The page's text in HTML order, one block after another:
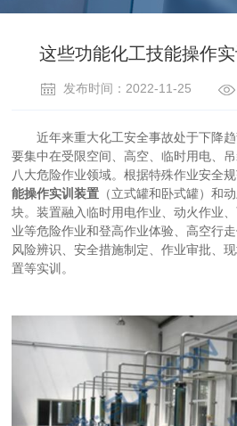
这些功能化工技能操作
发布时间：2022-11-25
近年来重大化工安全事故处于下降趋
要集中在受限空间、高空、临时用电、
八大危险作业领域。根据特殊作业安全
能操作实训装置 （立式罐和卧式罐）和
块。装置融入临时用电作业、动火作业
业等危险作业和登高作业体验、高空行
风险辨识、安全措施制定、作业审批、
置等实训。